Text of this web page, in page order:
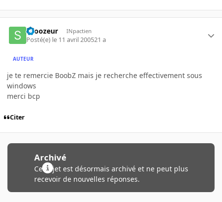
snoozeur INpactien
Posté(e) le 11 avril 200521 a
AUTEUR
je te remercie BoobZ mais je recherche effectivement sous
windows
merci bcp
Citer
Archivé
Ce sujet est désormais archivé et ne peut plus
recevoir de nouvelles réponses.